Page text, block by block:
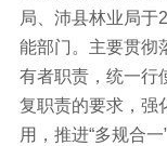
局、沛县林业局于
能部门。主要贯彻
有者职责，统一行
复职责的要求，强
用，推进“多规合